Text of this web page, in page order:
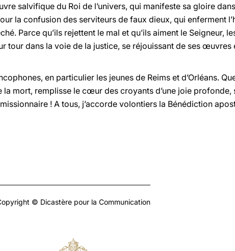
salvifique du Roi de l’univers, qui manifeste sa gloire
la confusion des serviteurs de faux dieux, qui enferment
Parce qu’ils rejettent le mal et qu’ils aiment le Seigneur,
tour dans la voie de la justice, se réjouissant de ses œuvres
en particulier les jeunes de Reims et d’Orléans.
la mort, remplisse le cœur des croyants d’une joie profonde,
! A tous, j’accorde volontiers la Bénédiction
© Dicastère pour la Communication